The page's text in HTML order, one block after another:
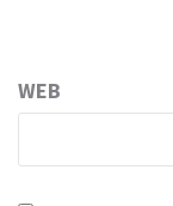
WEB